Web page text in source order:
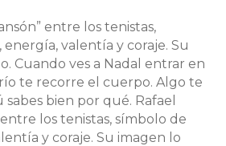
entre los tenistas,
valentía y coraje. Su
Cuando ves a Nadal entrar en
te recorre el cuerpo. Algo te
sabes bien por qué. Rafael
entre los tenistas, símbolo de
y coraje. Su imagen lo